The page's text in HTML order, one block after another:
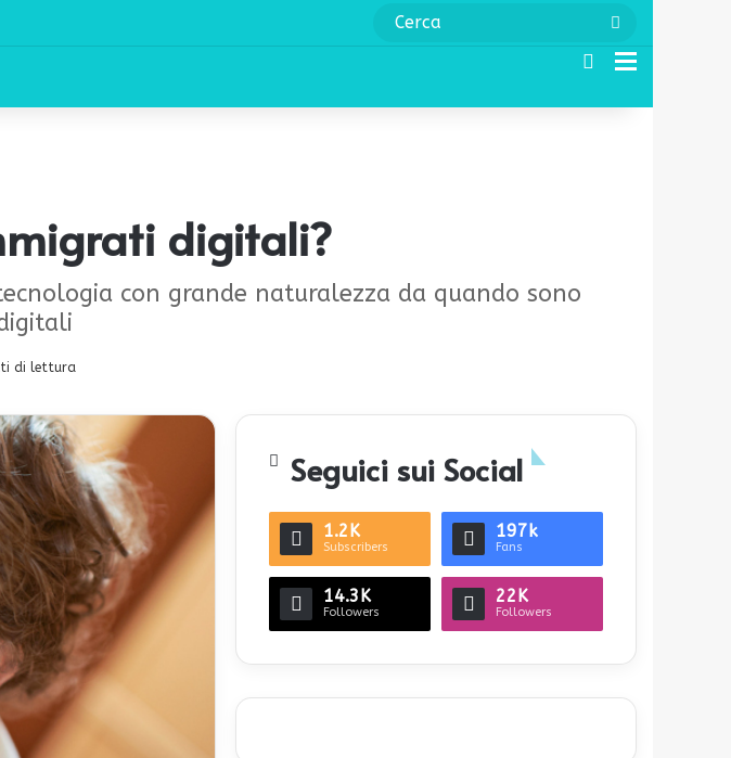
Cerca
digitali?
con grande naturalezza da quando sono
di lettura
Seguici sui Social
1.2K
Subscribers
197k
Fans
14.3K
Followers
22K
Followers